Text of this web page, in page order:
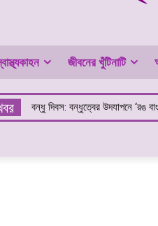
জীবনের খুঁটিনাটি
বন্ধু দিবস: বন্ধুত্বের উদযাপনে ‘রঙ